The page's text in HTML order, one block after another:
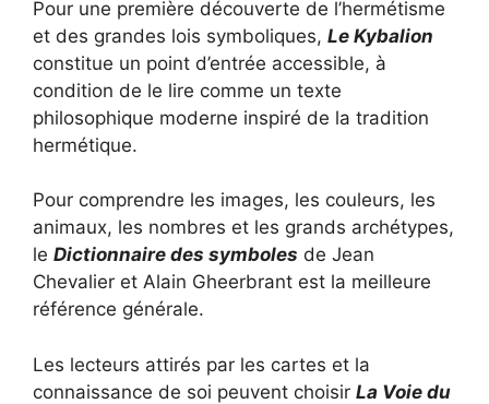
Pour une première découverte de l’hermétisme
et des grandes lois symboliques, Le Kybalion
constitue un point d’entrée accessible, à
condition de le lire comme un texte
philosophique moderne inspiré de la tradition
hermétique.
Pour comprendre les images, les couleurs, les
animaux, les nombres et les grands archétypes,
le Dictionnaire des symboles de Jean
Chevalier et Alain Gheerbrant est la meilleure
référence générale.
Les lecteurs attirés par les cartes et la
connaissance de soi peuvent choisir La Voie du